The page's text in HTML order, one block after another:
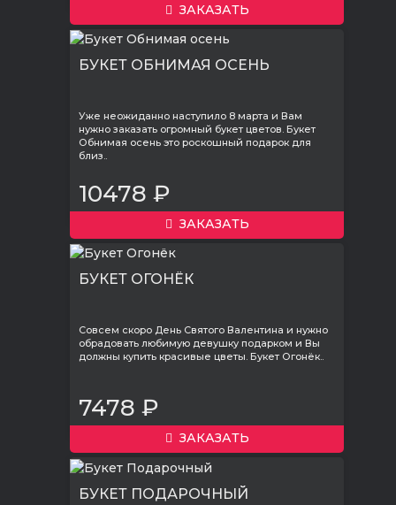
ЗАКАЗАТЬ
БУКЕТ ОБНИМАЯ ОСЕНЬ
Уже неожиданно наступило 8 марта и Вам
нужно заказать огромный букет цветов. Букет
Обнимая осень это роскошный подарок для
близ..
10478 ₽
ЗАКАЗАТЬ
БУКЕТ ОГОНЁК
Совсем скоро День Святого Валентина и нужно
обрадовать любимую девушку подарком и Вы
должны купить красивые цветы. Букет Огонёк..
7478 ₽
ЗАКАЗАТЬ
БУКЕТ ПОДАРОЧНЫЙ